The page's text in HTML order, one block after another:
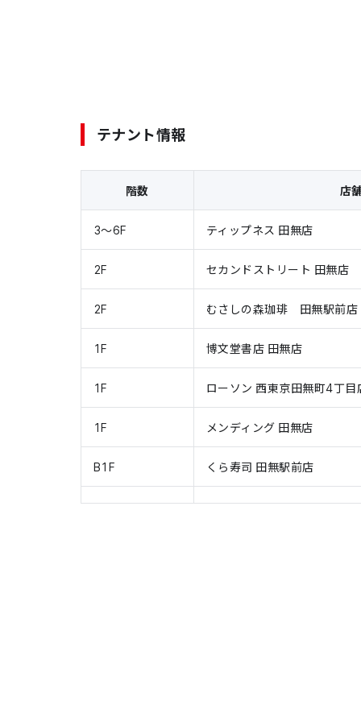
テナント情報
階数 店
3〜6F ティップネス 田無店
2F セカンドストリート 田無店
2F むさしの森珈琲 田無駅前店
1F 博文堂書店 田無店
1F ローソン 西東京田無町4丁目
1F メンディング 田無店
B1F くら寿司 田無駅前店